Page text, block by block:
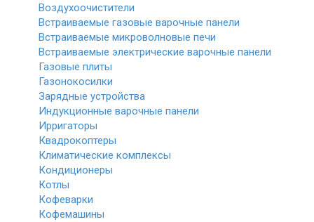
Воздухоочистители
Встраиваемые газовые варочные панели
Встраиваемые микроволновые печи
Встраиваемые электрические варочные панели
Газовые плиты
Газонокосилки
Зарядные устройства
Индукционные варочные панели
Ирригаторы
Квадрокоптеры
Климатические комплексы
Кондиционеры
Котлы
Кофеварки
Кофемашины